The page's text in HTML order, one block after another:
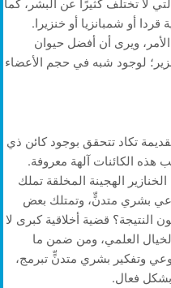
لا تختلف كثيرًا عن البشر، كما
أو شمبانزيا أو خنزيرا.
الأمر، ويرى أن أفضل حيوان
لوجود شبه في حجم الأعضاء
تكاد تتحقق بوجود كائن ذي
الكائنات آلهة معروفة.
الهجينة المخلقة تملك
بوعي بشري متدنٍّ، وتمتلك بعض
النتيجة؟ قضية أخلاقية كبرى لا
العلمي، ومن ضمن ما
وتفكير بشري متدنٍّ تبرمج،
فعال.